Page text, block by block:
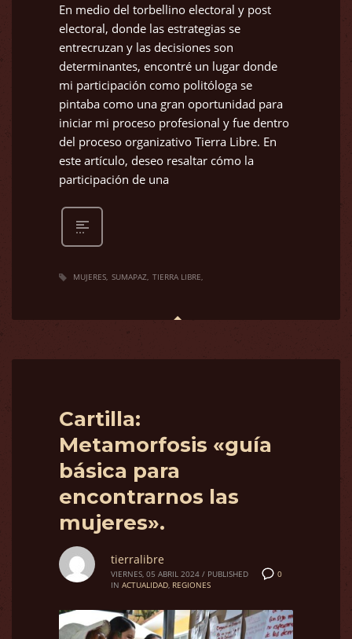
En medio del torbellino electoral y post
electoral, donde las estrategias se
entrecruzan y las decisiones son
determinantes, encontré un lugar donde
mi participación como politóloga se
pintaba como una gran oportunidad para
iniciar mi proceso profesional y fue dentro
del proceso organizativo Tierra Libre. En
este artículo, deseo resaltar cómo la
participación de una
MUJERES SUMAPAZ TIERRA LIBRE
Cartilla:
Metamorfosis «guía
básica para
encontrarnos las
mujeres».
0
tierralibre
VIERNES, 05 ABRIL 2024 / PUBLISHED
IN ACTUALIDAD, REGIONES